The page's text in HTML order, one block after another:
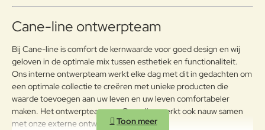
Cane-line ontwerpteam
Bij Cane-line is comfort de kernwaarde voor goed design en wij
geloven in de optimale mix tussen esthetiek en functionaliteit.
Ons interne ontwerpteam werkt elke dag met dit in gedachten om
een ​​optimale collectie te creëren met unieke producten die
waarde toevoegen aan uw leven en uw leven comfortabeler
maken. Het ontwerpteam van Cane-line werkt ook nauw samen
met onze externe ontwerpers.